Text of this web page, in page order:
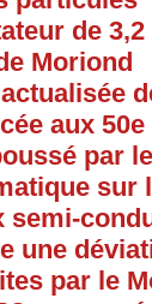
de
Moriond
aux
par
sur
semi-
une
par le